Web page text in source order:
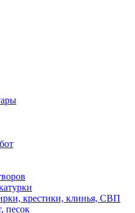
крестики, клинья, СВП
песок